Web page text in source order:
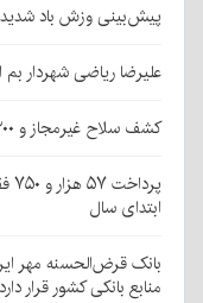
پیش‌بینی وزش باد شدید و
علیرضا ریاضی شهردار بم
کشف سلاح غیرمجاز و ۲۰۰ کیلو پسته از مخفیگاه سارق رفسنجانی
ابتدای سال
منابع بانکی کشور قرار دارد